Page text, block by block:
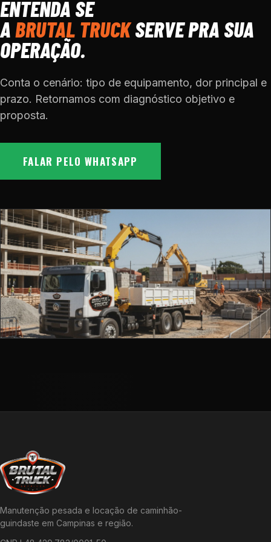
ENTENDA SE
ABRUTAL TRUCKSERVE PRA SUA
OPERAÇÃO.
Conta o cenário: tipo de equipamento, dor principal e
prazo. Retornamos com diagnóstico objetivo e
proposta.
FALAR PELO WHATSAPP
Manutenção pesada e locação de caminhão-
guindaste em Campinas e região.